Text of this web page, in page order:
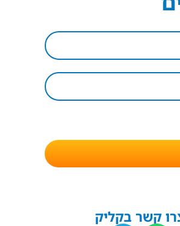
קשר בקליק